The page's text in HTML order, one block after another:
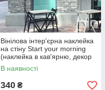
Вінілова інтер'єрна наклейка
на стіну Start your morning
(наклейка в кав'ярню, декор
вітрини)
В наявності
340 ₴